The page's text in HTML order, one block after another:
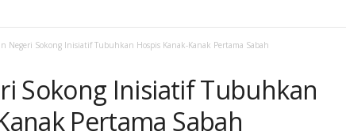
Negeri Sokong Inisiatif Tubuhkan Hospis Kanak-Kanak Pertama Sabah
Sokong Inisiatif Tubuhkan
Pertama Sabah